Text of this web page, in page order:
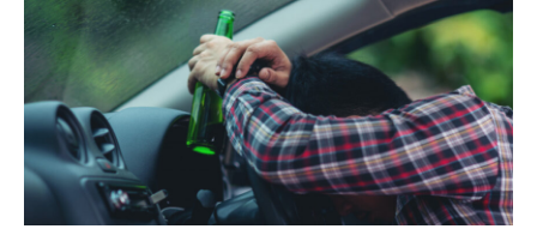
SEGURIDAD VIAL
MEDIO AMBIENTE
PATROCINIOS
CONTACTO
Desguaces La Torre